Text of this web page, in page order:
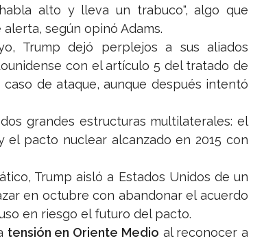
alto y lleva un trabuco", algo que
según opinó Adams.
Trump dejó perplejos a sus aliados
con el artículo 5 del tratado de
de ataque, aunque después intentó
grandes estructuras multilaterales: el
pacto nuclear alcanzado en 2015 con
Trump aisló a Estados Unidos de un
en octubre con abandonar el acuerdo
en riesgo el futuro del pacto.
tensión en Oriente Medio al reconocer a